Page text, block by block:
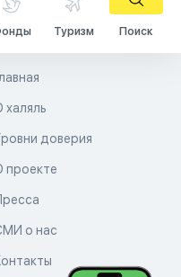
Туризм Поиск
халяль
доверия
проекте
о нас